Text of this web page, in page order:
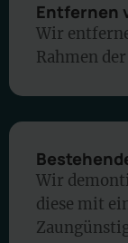
Entfernen
Wir
Rahmen
Wir
diese mit